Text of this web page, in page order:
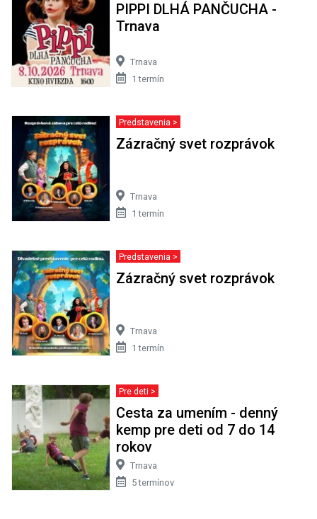
PIPPI DLHÁ PANČUCHA -
Trnava
Trnava
1 termín
Predstavenia >
Zázračný svet rozprávok
Trnava
1 termín
Predstavenia >
Zázračný svet rozprávok
Trnava
1 termín
Pre deti >
Cesta za umením - denný
kemp pre deti od 7 do 14
rokov
Trnava
5 termínov